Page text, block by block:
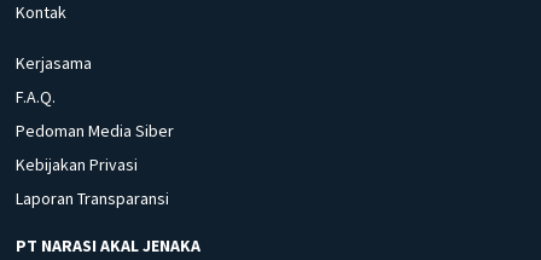
Kontak
Kerjasama
F.A.Q.
Pedoman Media Siber
Kebijakan Privasi
Laporan Transparansi
PT NARASI AKAL JENAKA